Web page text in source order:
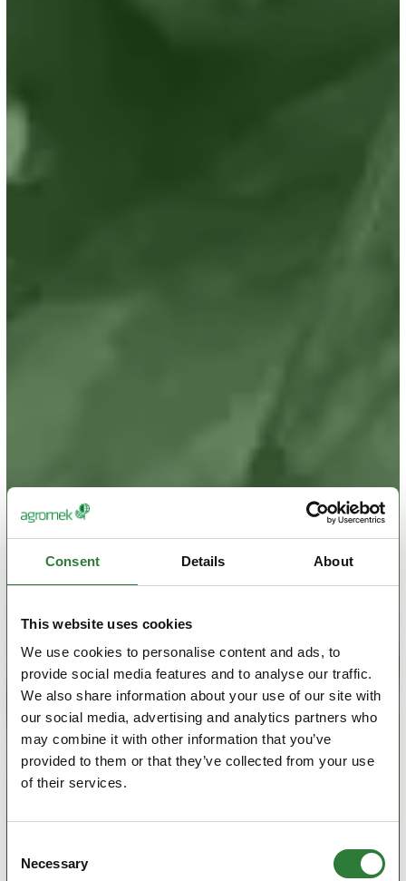
Consent Details About
This website uses cookies
We use cookies to personalise content and ads, to
provide social media features and to analyse our traffic.
We also share information about your use of our site with
our social media, advertising and analytics partners who
may combine it with other information that you’ve
provided to them or that they’ve collected from your use
of their services.
Selection
Necessary